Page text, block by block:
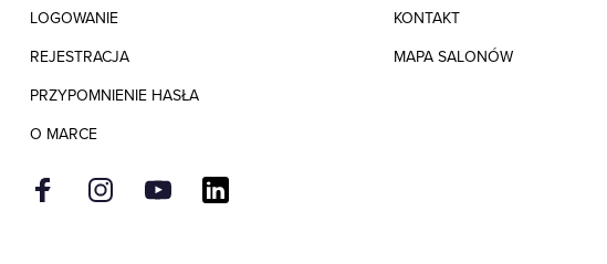
LOGOWANIE
REJESTRACJA
PRZYPOMNIENIE HASŁA
O MARCE
KONTAKT
MAPA SALONÓW